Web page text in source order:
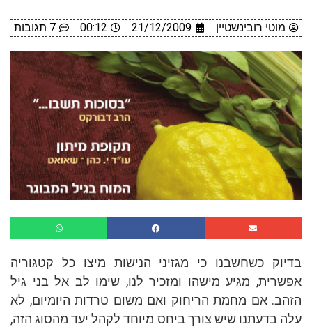
מוטי רובינשטיין 21/12/2009
00:12 7 תגובות
בדיוק כשחשבנו כי מגזיני הנישות מיצו כל קטגוריה
אפשרית, מגיע מישהו ומזכיר לנו, שימו לב אל בני גיל
הזהב. אם מחמת הריחוק ואם משום טרדות היומיום, לא
עלה בדעתנו שיש צורך ביחס מיוחד לקהל יעד מהסוג הזה,